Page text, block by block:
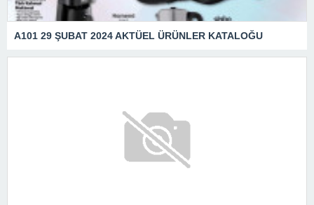
A101 29 ŞUBAT 2024 AKTÜEL ÜRÜNLER KATALOĞU